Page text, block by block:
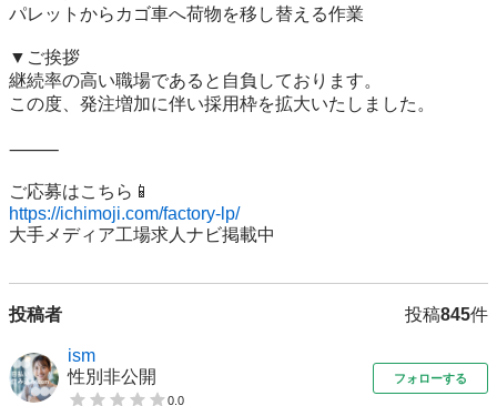
パレットからカゴ車へ荷物を移し替える作業
▼ご挨拶
継続率の高い職場であると自負しております。
この度、発注増加に伴い採用枠を拡大いたしました。
⸻
https://ichimoji.com/factory-lp/
大手メディア工場求人ナビ掲載中
投稿者 投稿845件
ism
性別非公開
0.0
フォローする